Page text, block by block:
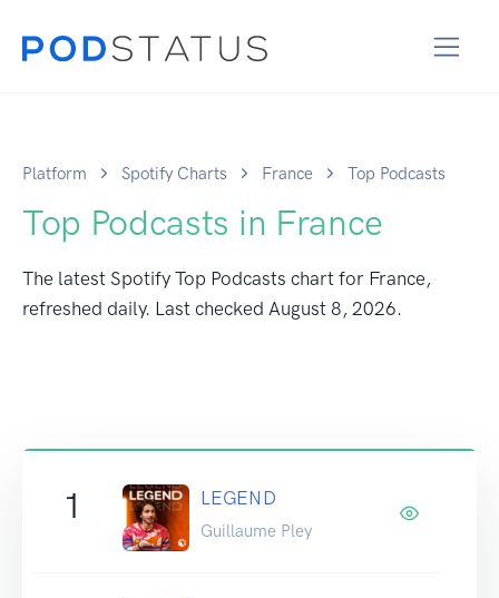
Platform Spotify Charts France Top Podcasts
Top Podcasts in France
The latest Spotify Top Podcasts chart for France,
refreshed daily. Last checked August 8, 2026.
1 LEGEND
Guillaume Pley